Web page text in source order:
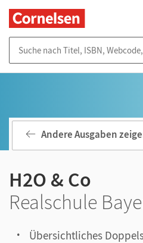
Andere Ausgaben
H2O & Co
Realschule
Übersichtliches